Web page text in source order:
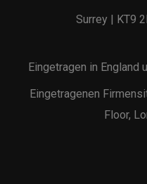
Surrey | KT9
Eingetragen in England
Eingetragenen
Floor,